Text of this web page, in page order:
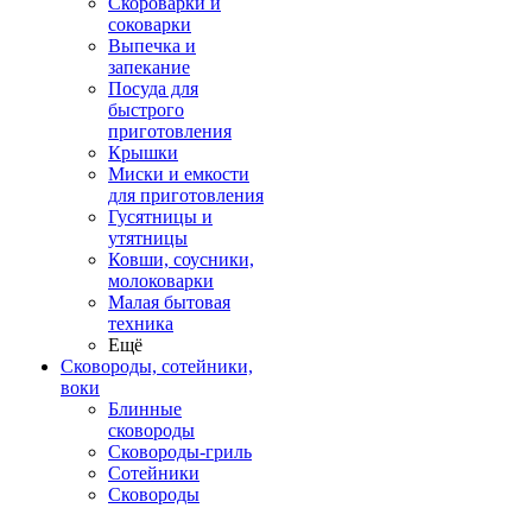
соковарки
Выпечка и
запекание
Посуда для
быстрого
приготовления
Крышки
Миски и емкости
для приготовления
Гусятницы и
утятницы
Ковши, соусники,
молоковарки
Малая бытовая
техника
Ещё
Сковороды, сотейники,
воки
Блинные
сковороды
Сковороды-гриль
Сотейники
Сковороды